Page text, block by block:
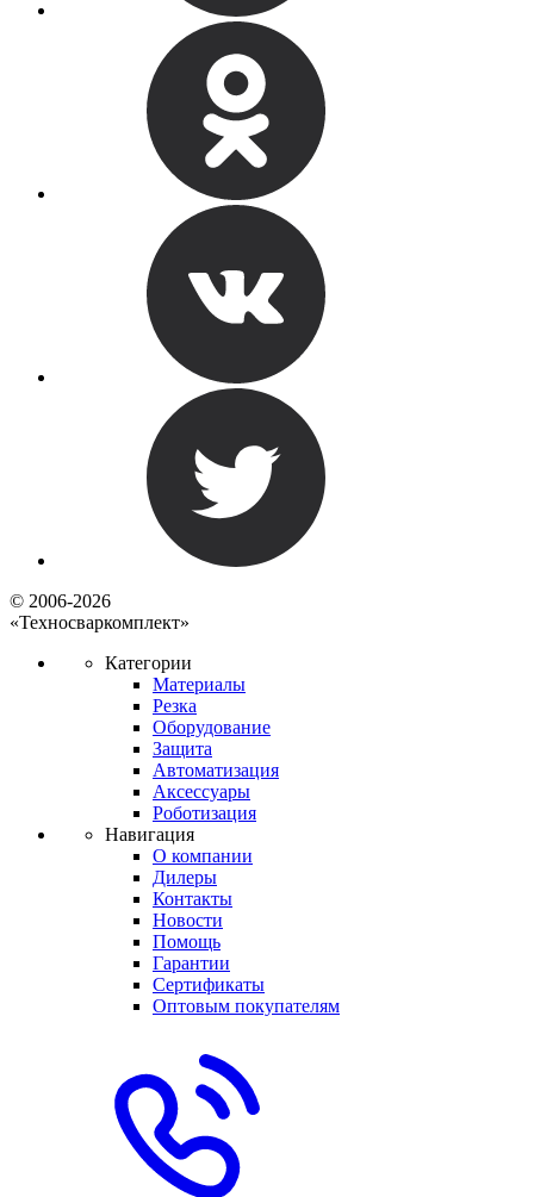
© 2006-2026
«Техносваркомплект»
Категории
Материалы
Резка
Оборудование
Защита
Автоматизация
Аксессуары
Роботизация
Навигация
О компании
Дилеры
Контакты
Новости
Помощь
Гарантии
Сертификаты
Оптовым покупателям